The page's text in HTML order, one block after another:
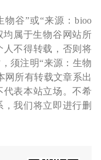
谷”或“来源：bioo
均属于生物谷网站所
不得转载，否则将
须注明“来源：生物
网所有转载文章系出
代表本站立场。不希
我们将立即进行删